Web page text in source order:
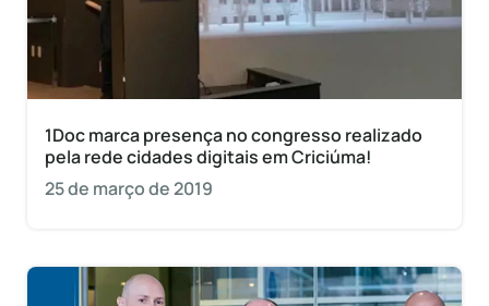
1Doc marca presença no congresso realizado
pela rede cidades digitais em Criciúma!
25 de março de 2019